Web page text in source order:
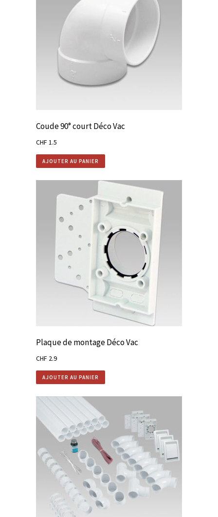
Coude 90° court Déco Vac
CHF1.5
AJOUTER AU PANIER
Plaque de montage Déco Vac
CHF 2.9
AJOUTER AU PANIER